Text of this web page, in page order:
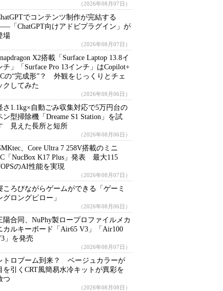
（2026年08月07日）
でコンテンツ制作が完結する
「ChatGPT向けアドビプラグイン」が
場
（2026年08月07日）
X2搭載「Surface Laptop 13.8イ
チ」「Surface Pro 13インチ」はCopilot+
の“完成形”？ 外観をじっくりとチェ
クしてみた
（2026年08月06日）
さ1.1kg×自動ごみ収集対応で5万円台の
ン型掃除機「Dreame S1 Station」を試
見えた長所と短所
（2026年08月06日）
、Core Ultra 7 258V搭載のミニ
「NucBox K17 Plus」発表 最大115
のAI性能を実現
（2026年08月07日）
ころびながらゲームができる「ゲーミ
グロングピロー」
（2026年08月06日）
陽合同、NuPhy製ロープロファイルメカ
カルキーボード「Air65 V3」「Air100
」を発売
（2026年08月07日）
トロブーム到来？ ベージュカラーが
を引くCRT風簡易水冷キットが異彩を
つ
（2026年08月08日）